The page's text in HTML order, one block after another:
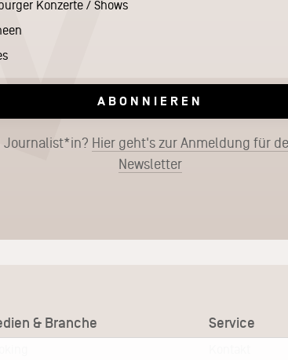
Konzerte / Shows
ABONNIEREN
Journalist*in? Hier geht's zur Anmeldung für
Newsletter
& Branche Service